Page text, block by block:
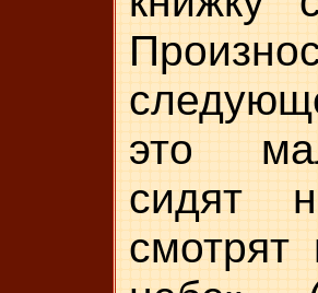
это
сидят